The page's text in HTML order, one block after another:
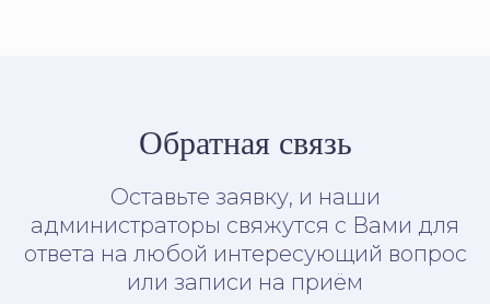
Обратная связь
Оставьте заявку, и наши
администраторы свяжутся с Вами для
ответа на любой интересующий вопрос
или записи на приём